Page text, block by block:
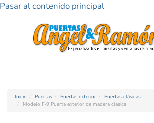
Pasar al contenido principal
Inicio Puertas Puertas exterior
Puertas clásicas
Modelo F-9 Puerta exterior de madera clásica